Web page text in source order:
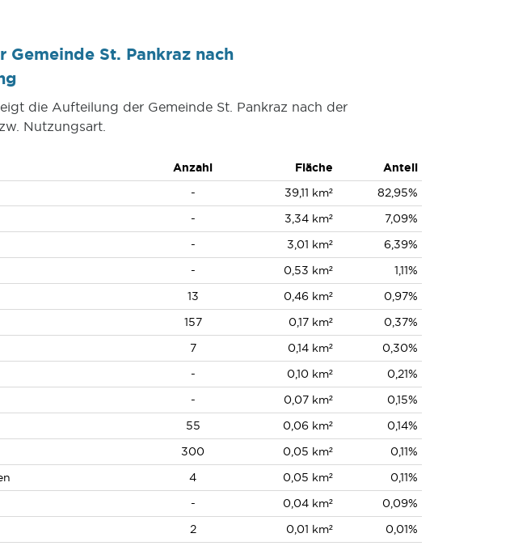
Gemeinde St. Pankraz nach
die Aufteilung der Gemeinde St. Pankraz nach der
Nutzungsart.
Anzahl Fläche
Anteil
- 39,11 km²
82,95%
- 3,34 km²
7,09%
- 3,01 km²
6,39%
- 0,53 km²
1,11%
13 0,46 km²
0,97%
157 0,17 km²
0,37%
7 0,14 km²
0,30%
- 0,10 km²
0,21%
- 0,07 km²
0,15%
55 0,06 km²
0,14%
300 0,05 km²
0,11%
4 0,05 km²
0,11%
- 0,04 km²
0,09%
2 0,01 km²
0,01%